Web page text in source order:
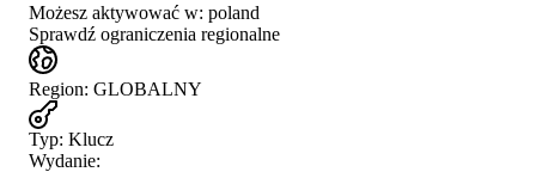
Możesz aktywować w: poland
Sprawdź ograniczenia regionalne
Region: GLOBALNY
Typ: Klucz
Wydanie: